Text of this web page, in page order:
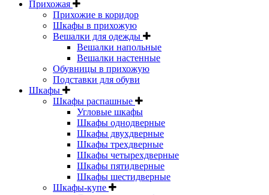
Прихожая
Прихожие в коридор
Шкафы в прихожую
Вешалки для одежды
Вешалки напольные
Вешалки настенные
Обувницы в прихожую
Подставки для обуви
Шкафы
Шкафы распашные
Угловые шкафы
Шкафы однодверные
Шкафы двухдверные
Шкафы трехдверные
Шкафы четырехдверные
Шкафы пятидверные
Шкафы шестидверные
Шкафы-купе